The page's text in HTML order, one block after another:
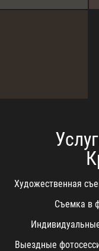
Художественная
Съемка в
Выездные